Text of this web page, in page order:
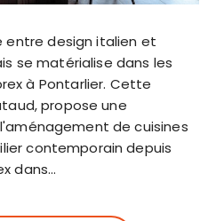
entre design italien et
se matérialise dans les
à Pontarlier. Cette
propose une
de cuisines
contemporain depuis
dans…